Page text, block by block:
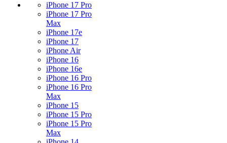
iPhone 17 Pro
iPhone 17 Pro
Max
iPhone 17e
iPhone 17
iPhone Air
iPhone 16
iPhone 16e
iPhone 16 Pro
iPhone 16 Pro
Max
iPhone 15
iPhone 15 Pro
iPhone 15 Pro
Max